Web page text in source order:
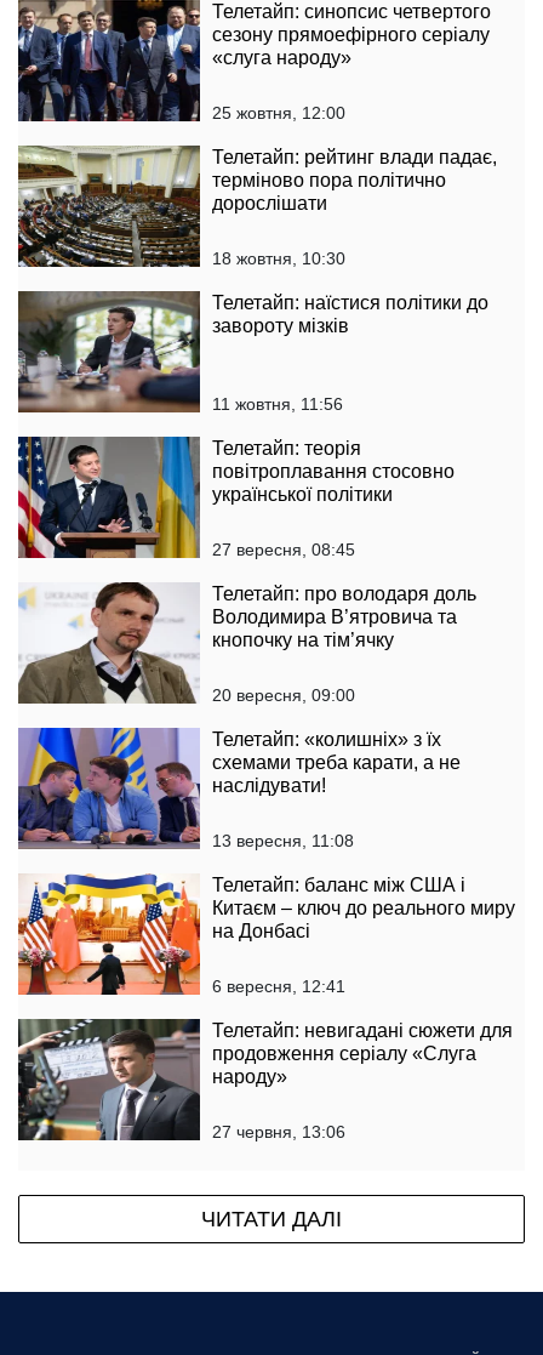
Телетайп: синопсис четвертого
сезону прямоефірного серіалу
«слуга народу»
25 жовтня, 12:00
Телетайп: рейтинг влади падає,
терміново пора політично
дорослішати
18 жовтня, 10:30
Телетайп: наїстися політики до
завороту мізків
11 жовтня, 11:56
Телетайп: теорія
повітроплавання стосовно
української політики
27 вересня, 08:45
Телетайп: про володаря доль
Володимира В’ятровича та
кнопочку на тім’ячку
20 вересня, 09:00
Телетайп: «колишніх» з їх
схемами треба карати, а не
наслідувати!
13 вересня, 11:08
Телетайп: баланс між США і
Китаєм – ключ до реального миру
на Донбасі
6 вересня, 12:41
Телетайп: невигадані сюжети для
продовження серіалу «Слуга
народу»
27 червня, 13:06
ЧИТАТИ ДАЛІ